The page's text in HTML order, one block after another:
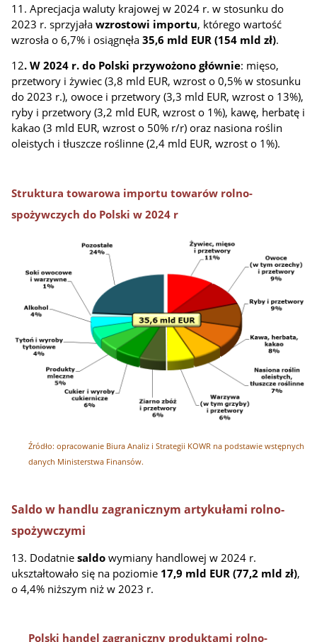
11. Aprecjacja waluty krajowej w 2024 r. w stosunku do
2023 r. sprzyjaławzrostowi importu, którego wartość
wzrosła o 6,7% i osiągnęła35,6 mld EUR (154 mld zł).
12. W 2024 r. do Polski przywożono głównie: mięso,
przetwory i żywiec (3,8 mld EUR, wzrost o 0,5% w stosunku
do 2023 r.), owoce i przetwory (3,3 mld EUR, wzrost o 13%),
ryby i przetwory (3,2 mld EUR, wzrost o 1%), kawę, herbatę i
kakao (3 mld EUR, wzrost o 50% r/r) oraz nasiona roślin
oleistych i tłuszcze roślinne (2,4 mld EUR, wzrost o 1%).
Struktura towarowa importu towarów rolno-
spożywczych do Polski w 2024 r
Źródło: opracowanie Biura Analiz i Strategii KOWR na podstawie wstępnych
danych Ministerstwa Finansów.
Saldo w handlu zagranicznym artykułami rolno-
spożywczymi
13. Dodatniesaldo wymiany handlowej w 2024 r.
ukształtowało się na poziomie 17,9 mld EUR (77,2 mld zł),
o 4,4% niższym niż w 2023 r.
Polski handel zagraniczny produktami rolno-